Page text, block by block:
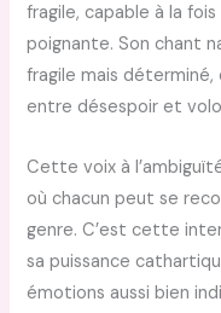
fragile, capable à la
poignante. Son chant
fragile mais
entre désespoir et
Cette voix à
où chacun peut se
genre. C’est cette
sa puissance
émotions aussi bien